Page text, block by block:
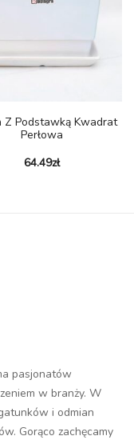
Z Podstawką Kwadrat
Perłowa
64.49zł
pasjonatów
w branży. W
i odmian
Gorąco zachęcamy